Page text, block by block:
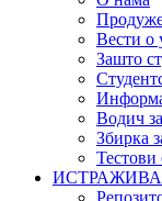
Вести о
Зашто
Водич
Збиркa
Тестови